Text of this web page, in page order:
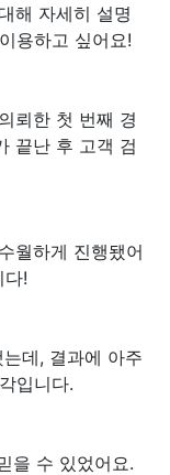
해 자세히 설명
용하고 싶어요!
뢰한 첫 번째 경
끝난 후 고객 검
월하게 진행됐어
다!
데, 결과에 아주
입니다.
을 수 있었어요.